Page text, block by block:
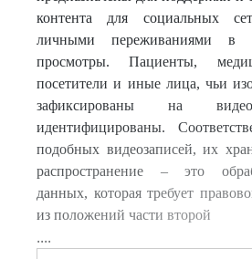
контента для социальных
личными переживаниями в
просмотры. Пациенты,
посетители и иные лица, чьи
зафиксированы на
идентифицированы.
подобных видеозаписей, их
распространение – это
данных, которая требует
из положений части второй
....